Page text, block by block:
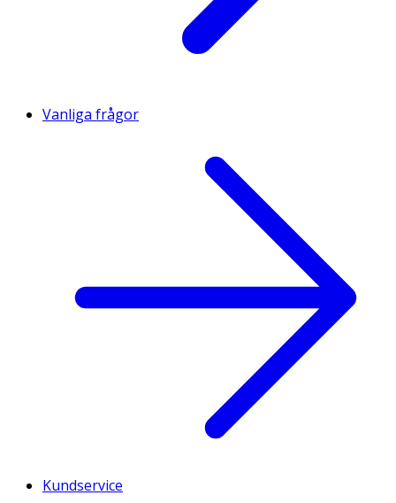
Vanliga frågor
Kundservice